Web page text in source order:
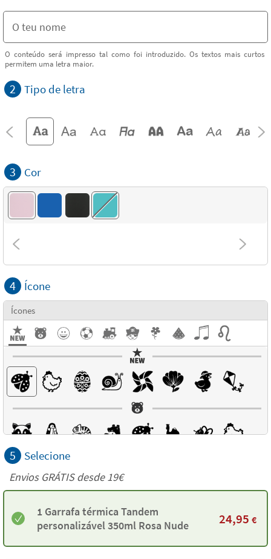
O conteúdo será impresso tal como foi introduzido. Os textos mais curtos
permitem uma letra maior.
2 Tipo de letra
3 Cor
4 Ícone
Ícones
5 Selecione
Envios GRÁTIS desde 19€
1 Garrafa térmica Tandem
personalizável 350ml Rosa Nude
24,95 €